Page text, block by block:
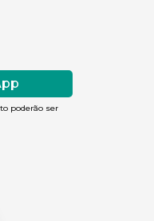
poderão ser